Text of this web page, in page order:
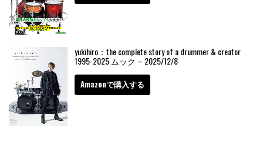
yukihiro：the complete story of a drummer & creator
1995-2025 ムック – 2025/12/8
Amazonで購入する